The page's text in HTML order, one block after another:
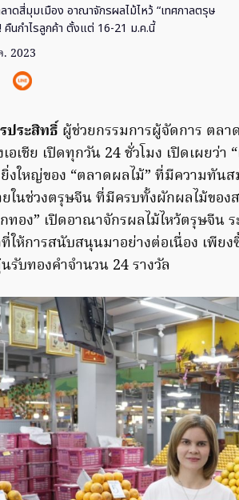
าดสี่มุมเมือง อาณาจักรผลไม้ไหว้ “เทศกาลตรุษ
นกำไรลูกค้า ตั้งแต่ 16-21 ม.ค.นี้
2023
ประสิทธิ์ ผู้ช่วยกรรมการผู้จัดการ ตล
อเชีย เปิดทุกวัน 24 ชั่วโมง เปิดเผยว่
งใหญ่ของ “ตลาดผลไม้” ที่มีความทัน
ยในช่วงตรุษจีน ที่มีครบทั้งผักผลไม้ขอ
ทอง” เปิดอาณาจักรผลไม้ไหว้ตรุษจีน
ให้การสนับสนุนมาอย่างต่อเนื่อง เพีย
รับทองคำจำนวน 24 รางวัล